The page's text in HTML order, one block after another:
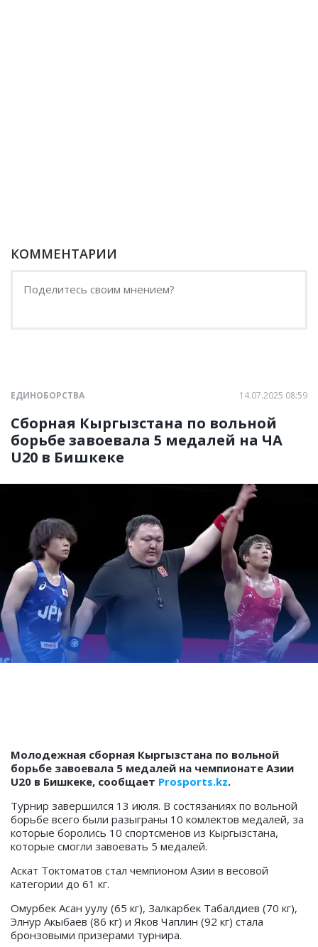
КОММЕНТАРИИ
ЕДИНОБОРСТВА 14.07.2025 08:59
Сборная Кыргызстана по вольной
борьбе завоевала 5 медалей на ЧА
U20 в Бишкеке
Молодежная сборная Кыргызстана по вольной
борьбе завоевала 5 медалей на чемпионате Азии
U20 в Бишкеке, сообщает Prosports.kz.
Турнир завершился 13 июля. В состязаниях по вольной
борьбе всего были разыграны 10 комлектов медалей, за
которые боролись 10 спортсменов из Кыргызстана,
которые смогли завоевать 5 медалей.
Аскат Токтоматов стал чемпионом Азии в весовой
категории до 61 кг.
Омурбек Асан уулу (65 кг), Залкарбек Табалдиев (70 кг),
Элнур Акыбаев (86 кг) и Яков Чаплин (92 кг) стала
бронзовыми призерами турнира.